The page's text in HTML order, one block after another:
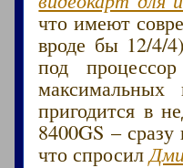
что имеют
вроде бы 12/4/
под
максимальных
пригодится в
8400GS –
что спросил